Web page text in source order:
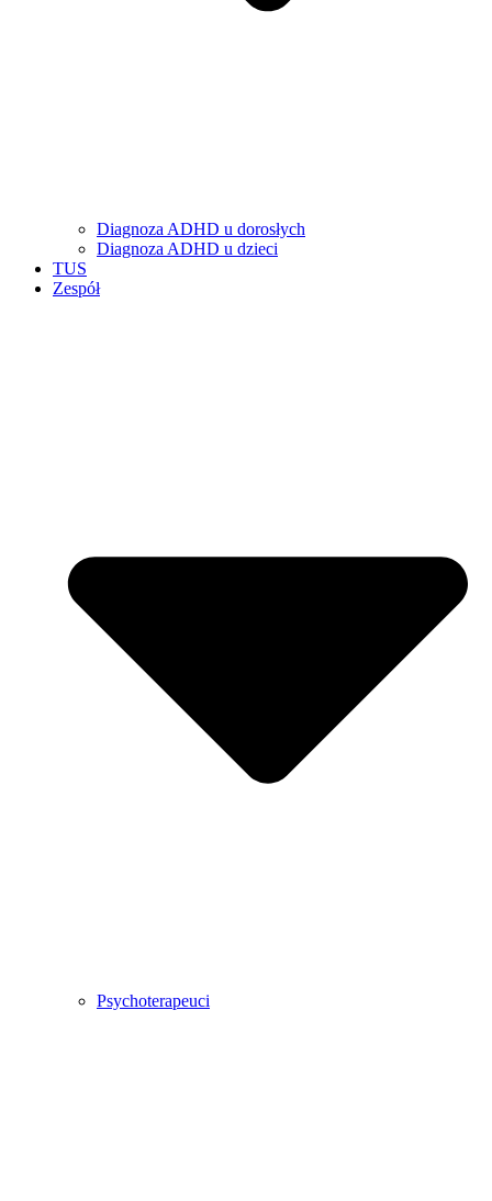
Diagnoza ADHD u dorosłych
Diagnoza ADHD u dzieci
TUS
Zespół
Psychoterapeuci